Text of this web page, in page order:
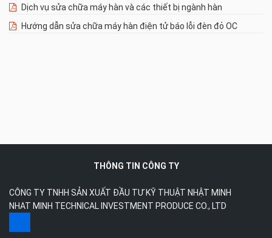
Dịch vụ sửa chữa máy hàn và các thiết bị ngành hàn
Hướng dẫn sửa chữa máy hàn điện tử báo lỗi đèn đỏ OC
THÔNG TIN CÔNG TY
CÔNG TY TNHH SẢN XUẤT ĐẦU TƯ KỸ THUẬT NHẬT MINH
NHAT MINH TECHNICAL INVESTMENT PRODUCE CO., LTD